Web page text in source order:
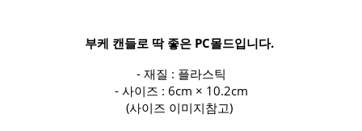
부케 캔들로 딱 좋은 PC몰드입니다.
- 재질 : 플라스틱
- 사이즈 : 6cm × 10.2cm
(사이즈 이미지참고)